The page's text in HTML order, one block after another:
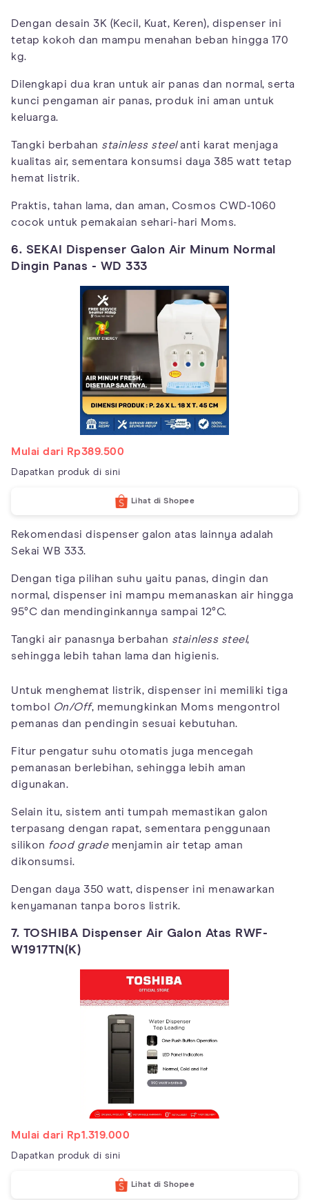
Dengan desain 3K (Kecil, Kuat, Keren), dispenser ini
tetap kokoh dan mampu menahan beban hingga 170
kg.
Dilengkapi dua kran untuk air panas dan normal, serta
kunci pengaman air panas, produk ini aman untuk
keluarga.
Tangki berbahan stainless steelanti karat menjaga
kualitas air, sementara konsumsi daya 385 watt tetap
hemat listrik.
Praktis, tahan lama, dan aman, Cosmos CWD-1060
cocok untuk pemakaian sehari-hari Moms.
6. SEKAI Dispenser Galon Air Minum Normal
Dingin Panas - WD 333
Mulai dari Rp389.500
Dapatkan produk di sini
Lihat di Shopee
Rekomendasi dispenser galon atas lainnya adalah
Sekai WB 333.
Dengan tiga pilihan suhu yaitu panas, dingin dan
normal, dispenser ini mampu memanaskan air hingga
95°C dan mendinginkannya sampai 12°C.
Tangki air panasnya berbahan stainless steel,
sehingga lebih tahan lama dan higienis.
Untuk menghemat listrik, dispenser ini memiliki tiga
tombol
On/Off, memungkinkan Moms mengontrol
pemanas dan pendingin sesuai kebutuhan.
Fitur pengatur suhu otomatis juga mencegah
pemanasan berlebihan, sehingga lebih aman
digunakan.
Selain itu, sistem anti tumpah memastikan galon
terpasang dengan rapat, sementara penggunaan
silikon food grademenjamin air tetap aman
dikonsumsi.
Dengan daya 350 watt, dispenser ini menawarkan
kenyamanan tanpa boros listrik.
7. TOSHIBA Dispenser Air Galon Atas RWF-
W1917TN(K)
Mulai dari Rp1.319.000
Dapatkan produk di sini
Lihat di Shopee